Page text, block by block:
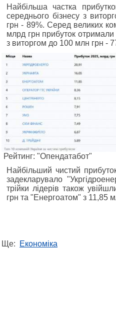
Найбільша частка
середнього бізнесу з
грн - 89%. Серед великих
млрд грн прибуток
з виторгом до 100 млн грн -
Рейтинг: "Опендатабот"
Найбільший чистий
задекларувало
трійки лідерів також
грн та "Енергоатом" з 11,85
Ще: Економіка